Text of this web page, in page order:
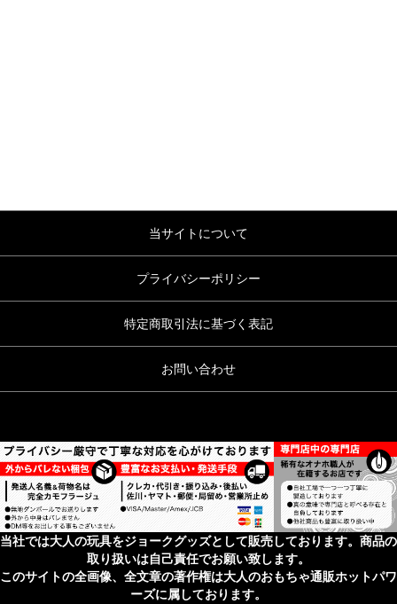
当サイトについて
プライバシーポリシー
特定商取引法に基づく表記
お問い合わせ
当社では大人の玩具をジョークグッズとして販売しております。商品の
取り扱いは自己責任でお願い致します。
このサイトの全画像、全文章の著作権は大人のおもちゃ通販ホットパワ
ーズに属しております。